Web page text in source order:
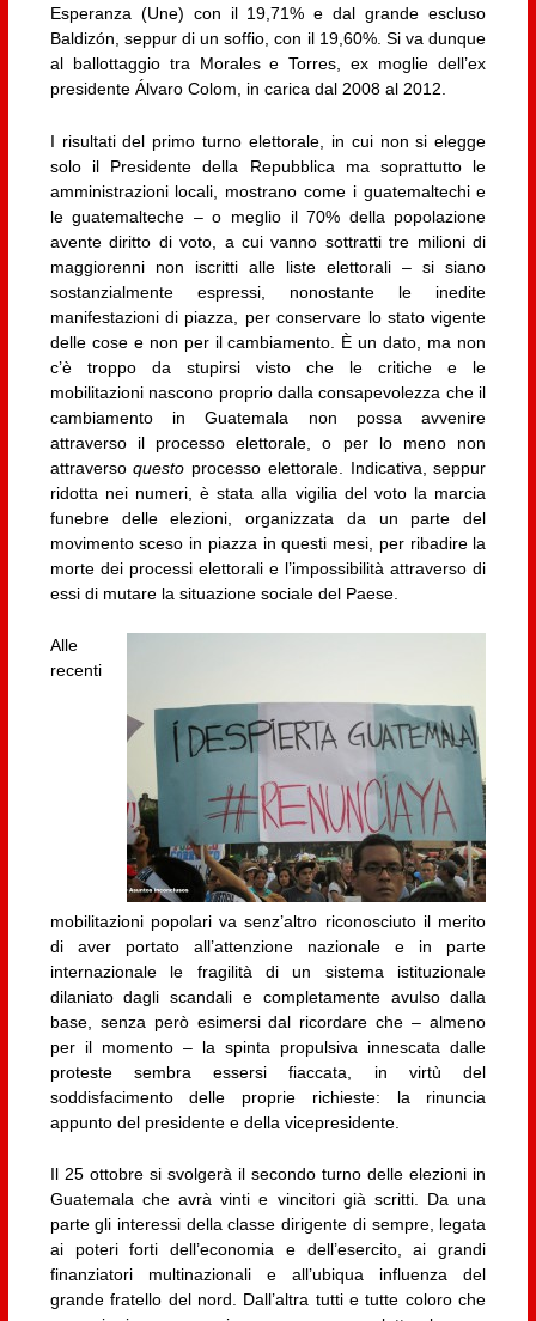
Esperanza (Une) con il 19,71% e dal grande escluso
Baldizón, seppur di un soffio, con il 19,60%. Si va dunque
al ballottaggio tra Morales e Torres, ex moglie dell’ex
presidente Álvaro Colom, in carica dal 2008 al 2012.
I risultati del primo turno elettorale, in cui non si elegge
solo il Presidente della Repubblica ma soprattutto le
amministrazioni locali, mostrano come i guatemaltechi e
le guatemalteche – o meglio il 70% della popolazione
avente diritto di voto, a cui vanno sottratti tre milioni di
maggiorenni non iscritti alle liste elettorali – si siano
sostanzialmente espressi, nonostante le inedite
manifestazioni di piazza, per conservare lo stato vigente
delle cose e non per il cambiamento. È un dato, ma non
c’è troppo da stupirsi visto che le critiche e le
mobilitazioni nascono proprio dalla consapevolezza che il
cambiamento in Guatemala non possa avvenire
attraverso il processo elettorale, o per lo meno non
attraversoquesto processo elettorale. Indicativa, seppur
ridotta nei numeri, è stata alla vigilia del voto la marcia
funebre delle elezioni, organizzata da un parte del
movimento sceso in piazza in questi mesi, per ribadire la
morte dei processi elettorali e l’impossibilità attraverso di
essi di mutare la situazione sociale del Paese.
Alle
recenti
mobilitazioni popolari va senz’altro riconosciuto il merito
di aver portato all’attenzione nazionale e in parte
internazionale le fragilità di un sistema istituzionale
dilaniato dagli scandali e completamente avulso dalla
base, senza però esimersi dal ricordare che – almeno
per il momento – la spinta propulsiva innescata dalle
proteste sembra essersi fiaccata, in virtù del
soddisfacimento delle proprie richieste: la rinuncia
appunto del presidente e della vicepresidente.
Il 25 ottobre si svolgerà il secondo turno delle elezioni in
Guatemala che avrà vinti e vincitori già scritti. Da una
parte gli interessi della classe dirigente di sempre, legata
ai poteri forti dell’economia e dell’esercito, ai grandi
finanziatori multinazionali e all’ubiqua influenza del
grande fratello del nord. Dall’altra tutti e tutte coloro che